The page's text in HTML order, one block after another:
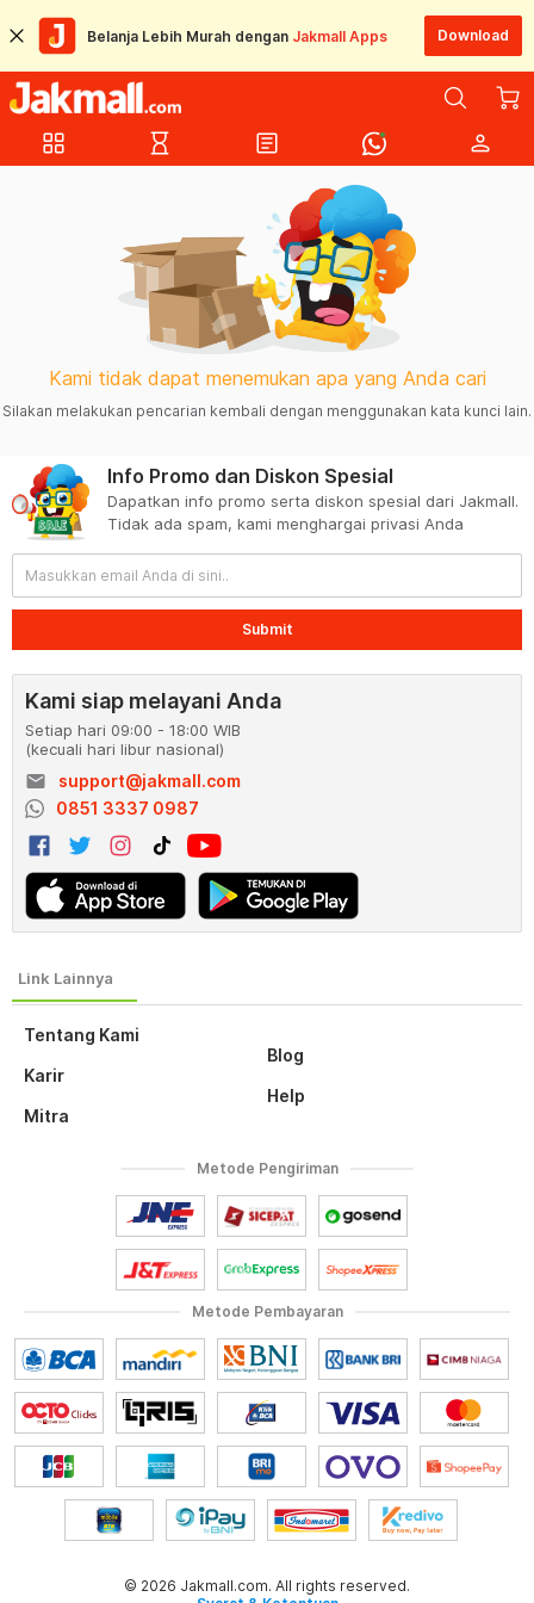
Belanja Lebih Murah dengan Jakmall Apps Download
grid_view hourglass_empty article person
Kami tidak dapat menemukan apa yang Anda cari
Silakan melakukan pencarian kembali dengan menggunakan kata kunci lain.
Tentang Kami
Karir
Mitra
Blog
Help
Info Promo dan Diskon Spesial
Dapatkan info promo serta diskon spesial dari Jakmall.
Tidak ada spam, kami menghargai privasi Anda
Submit
Kami siap melayani Anda
Setiap hari 09:00 - 18:00 WIB
(kecuali hari libur nasional)
email
support@jakmall.com
0851 3337 0987
Metode Pembayaran
Metode Pengiriman
© 2026 Jakmall.com. All rights reserved.